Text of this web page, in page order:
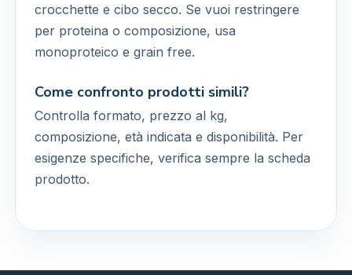
crocchette e cibo secco. Se vuoi restringere
per proteina o composizione, usa
monoproteico e grain free.
Come confronto prodotti simili?
Controlla formato, prezzo al kg,
composizione, età indicata e disponibilità. Per
esigenze specifiche, verifica sempre la scheda
prodotto.